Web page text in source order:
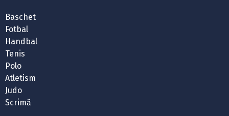
Baschet
Fotbal
Handbal
Tenis
Polo
Atletism
Judo
Scrimă